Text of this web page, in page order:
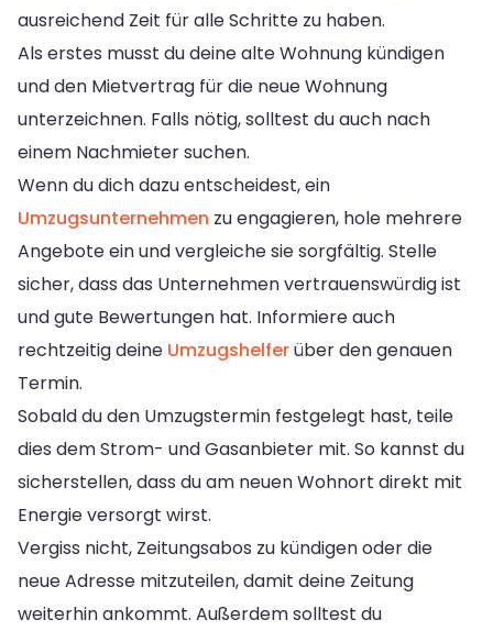
ausreichend Zeit für alle Schritte zu haben.
Als erstes musst du deine alte Wohnung kündigen
und den Mietvertrag für die neue Wohnung
unterzeichnen. Falls nötig, solltest du auch nach
einem Nachmieter suchen.
Wenn du dich dazu entscheidest, ein
Umzugsunternehmen zu engagieren, hole mehrere
Angebote ein und vergleiche sie sorgfältig. Stelle
sicher, dass das Unternehmen vertrauenswürdig ist
und gute Bewertungen hat. Informiere auch
rechtzeitig deine Umzugshelferüber den genauen
Termin.
Sobald du den Umzugstermin festgelegt hast, teile
dies dem Strom- und Gasanbieter mit. So kannst du
sicherstellen, dass du am neuen Wohnort direkt mit
Energie versorgt wirst.
Vergiss nicht, Zeitungsabos zu kündigen oder die
neue Adresse mitzuteilen, damit deine Zeitung
weiterhin ankommt. Außerdem solltest du